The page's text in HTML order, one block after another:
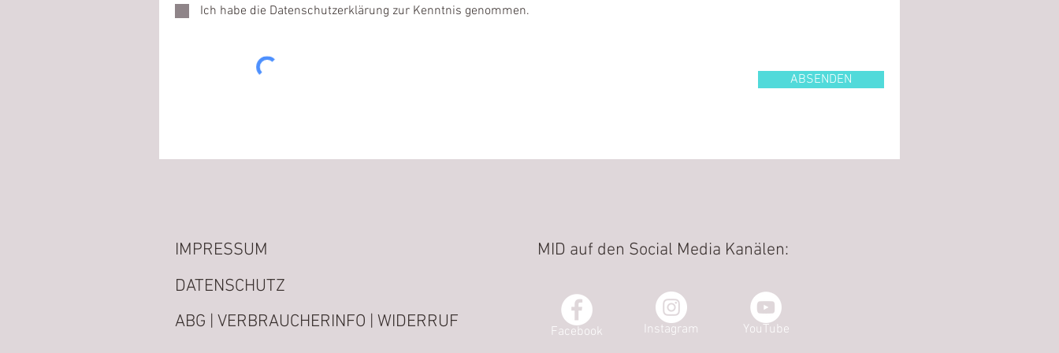
Ich habe die Datenschutzerklärung zur Kenntnis genommen.
ABSENDEN
IMPRESSUM
DATENSCHUTZ
ABG | VERBRAUCHERINFO | WIDERRUF
MID auf den Social Media Kanälen:
Facebook Instagram YouTube